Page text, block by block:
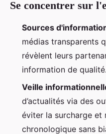
Se concentrer sur
Sources
médias transparents
révèlent leurs
information de qualité.
Veille
d’actualités via des
éviter la surcharge et
chronologique sans